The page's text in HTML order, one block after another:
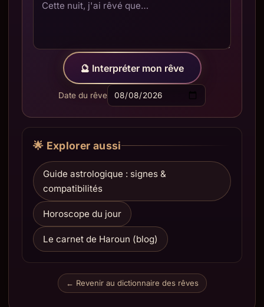
🔮 Interpréter mon rêve
Date du rêve
🌟 Explorer aussi
Guide astrologique : signes &
compatibilités
Horoscope du jour
Le carnet de Haroun (blog)
← Revenir au dictionnaire des rêves